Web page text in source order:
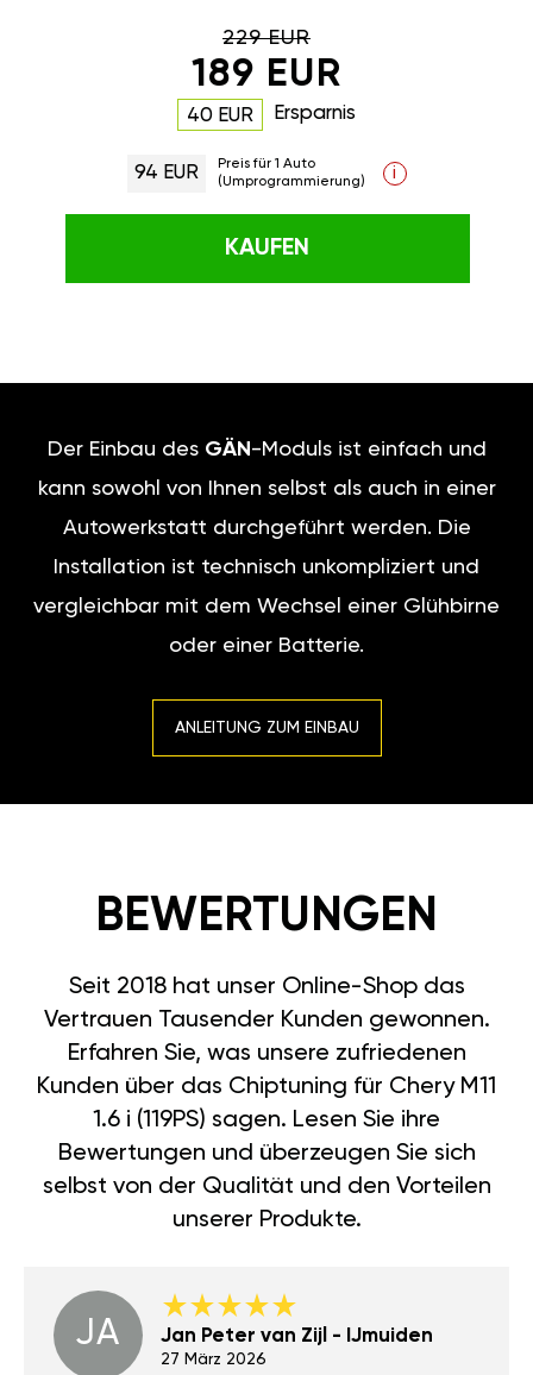
229 EUR
189 EUR
40 EUR Ersparnis
94 EUR
Preis für 1 Auto
(Umprogrammierung)
i
KAUFEN
Der Einbau des GÄN -Moduls ist einfach und
kann sowohl von Ihnen selbst als auch in einer
Autowerkstatt durchgeführt werden. Die
Installation ist technisch unkompliziert und
vergleichbar mit dem Wechsel einer Glühbirne
oder einer Batterie.
ANLEITUNG ZUM EINBAU
BEWERTUNGEN
Seit 2018 hat unser Online-Shop das
Vertrauen Tausender Kunden gewonnen.
Erfahren Sie, was unsere zufriedenen
Kunden über das Chiptuning für Chery M11
1.6 i (119PS) sagen. Lesen Sie ihre
Bewertungen und überzeugen Sie sich
selbst von der Qualität und den Vorteilen
unserer Produkte.
JA Jan Peter van Zijl - IJmuiden
27 März 2026